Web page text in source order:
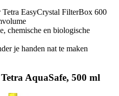
EasyCrystal FilterBox 600
chemische en biologische
je handen nat te maken
AquaSafe, 500 ml